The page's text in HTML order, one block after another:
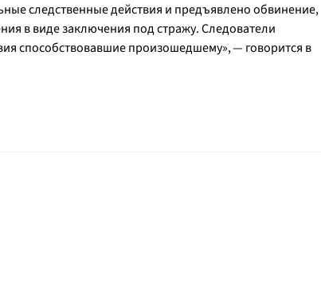
следственные действия и предъявлено обвинение,
в виде заключения под стражу. Следователи
способствовавшие произошедшему», — говорится в